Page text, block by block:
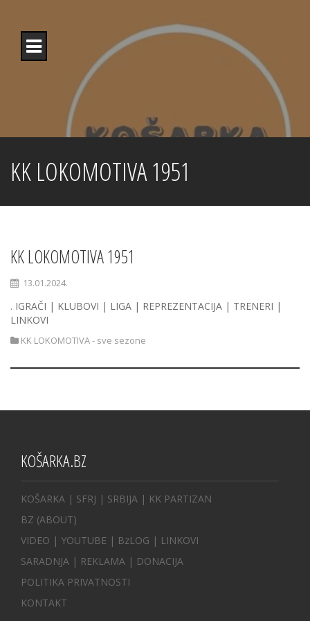
content
KK LOKOMOTIVA 1951
KK LOKOMOTIVA 1951
13.01.2024.
. IGRAČI | KLUBOVI | LIGA | REPREZENTACIJA | TRENERI |
LINKOVI
KK LOKOMOTIVA - sve sezone
KOŠARKA.BZ
KOŠARKA | SFRJ | SRBIJA | KK PARTIZAN
BZ (ABOUT)
VIDEO | YOUTUBE | BzLOG | LINKOVI
SARADNJA | REKLAMA | DONACIJA
POLITIKA PRIVATNOSTI
KONTAKT